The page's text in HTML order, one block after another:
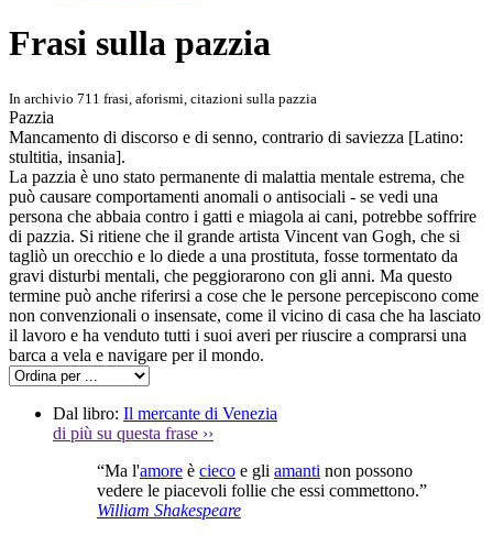
Frasi sulla pazzia
In archivio 711 frasi, aforismi, citazioni sulla pazzia
Pazzia
Mancamento di discorso e di senno, contrario di saviezza [Latino:
stultitia, insania].
La pazzia è uno stato permanente di malattia mentale estrema, che
può causare comportamenti anomali o antisociali - se vedi una
persona che abbaia contro i gatti e miagola ai cani, potrebbe soffrire
di pazzia. Si ritiene che il grande artista Vincent van Gogh, che si
tagliò un orecchio e lo diede a una prostituta, fosse tormentato da
gravi disturbi mentali, che peggiorarono con gli anni. Ma questo
termine può anche riferirsi a cose che le persone percepiscono come
non convenzionali o insensate, come il vicino di casa che ha lasciato
il lavoro e ha venduto tutti i suoi averi per riuscire a comprarsi una
barca a vela e navigare per il mondo.
Dal libro: Il mercante di Venezia
di più su questa frase ››
“Ma l'amore è cieco e gli amanti non possono
vedere le piacevoli follie che essi commettono.”
William Shakespeare